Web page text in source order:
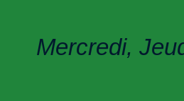
Mercredi,